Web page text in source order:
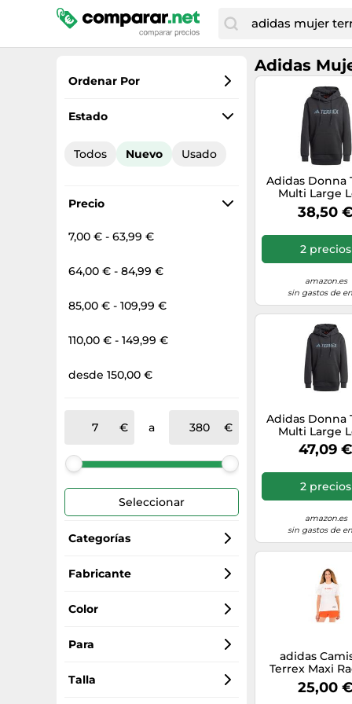
Ordenar Por
Favoritos
Precio total
Estado
Todos Nuevo Usado
Precio
7,00 € - 63,99 €
64,00 € - 84,99 €
85,00 € - 109,99 €
110,00 € - 149,99 €
desde 150,00 €
a
Seleccionar
Categorías
Calzado de montaña
Zapatillas running
Chaquetas de montaña
Ropa running
Fabricante
Adidas
Nike
Color
natural
negro
Para
mujer
Talla
Adidas
Adidas Donna
Multi Large
Hoodie,
38,50 €
2 precios
amazon.es
sin gastos de
Adidas Donna
Multi Large
Hoodie,
47,09 €
2 precios
amazon.es
sin gastos de
adidas
Terrex Maxi
Blanco
25,00 €